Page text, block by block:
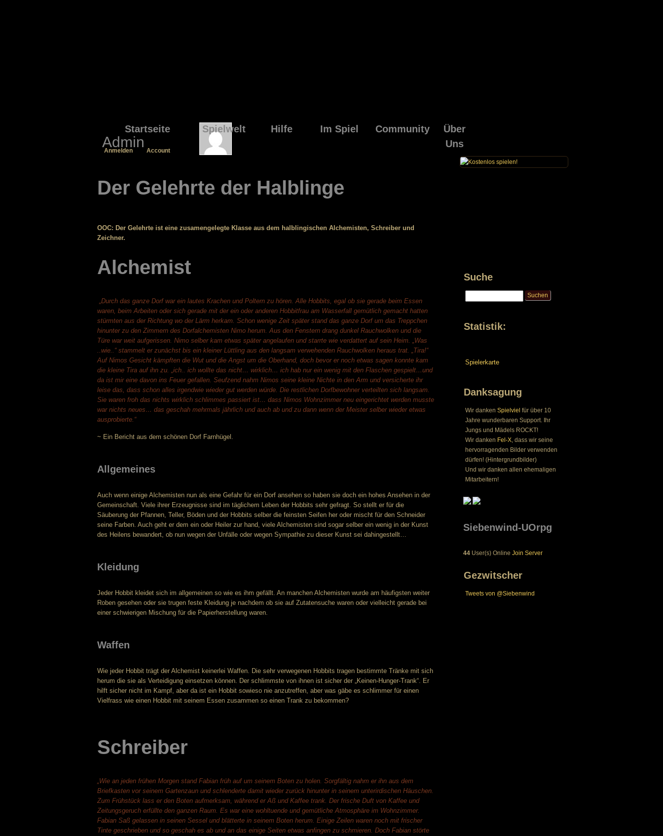
Startseite Spielwelt Hilfe Im Spiel Community
Über
Uns
Admin
Anmelden Account
Der Gelehrte der Halblinge
OOC: Der Gelehrte ist eine zusamengelegte Klasse aus dem halblingischen Alchemisten, Schreiber und
Zeichner.
Alchemist
„Durch das ganze Dorf war ein lautes Krachen und Poltern zu hören. Alle Hobbits, egal ob sie gerade beim Essen
waren, beim Arbeiten oder sich gerade mit der ein oder anderen Hobbitfrau am Wasserfall gemütlich gemacht hatten
stürmten aus der Richtung wo der Lärm herkam. Schon wenige Zeit später stand das ganze Dorf um das Treppchen
hinunter zu den Zimmern des Dorfalchemisten Nimo herum. Aus den Fenstern drang dunkel Rauchwolken und die
Türe war weit aufgerissen. Nimo selber kam etwas später angelaufen und starrte wie verdattert auf sein Heim. „Was
..wie..“ stammelt er zunächst bis ein kleiner Lüttling aus den langsam verwehenden Rauchwolken heraus trat. „Tira!“
Auf Nimos Gesicht kämpften die Wut und die Angst um die Oberhand, doch bevor er noch etwas sagen konnte kam
die kleine Tira auf ihn zu. „ich.. ich wollte das nicht… wirklich… ich hab nur ein wenig mit den Flaschen gespielt…und
da ist mir eine davon ins Feuer gefallen. Seufzend nahm Nimos seine kleine Nichte in den Arm und versicherte ihr
leise das, dass schon alles irgendwie wieder gut werden würde. Die restlichen Dorfbewohner verteilten sich langsam.
Sie waren froh das nichts wirklich schlimmes passiert ist… dass Nimos Wohnzimmer neu eingerichtet werden musste
war nichts neues… das geschah mehrmals jährlich und auch ab und zu dann wenn der Meister selber wieder etwas
ausprobierte.“
~ Ein Bericht aus dem schönen Dorf Farnhügel.
Allgemeines
Auch wenn einige Alchemisten nun als eine Gefahr für ein Dorf ansehen so haben sie doch ein hohes Ansehen in der
Gemeinschaft. Viele ihrer Erzeugnisse sind im täglichem Leben der Hobbits sehr gefragt. So stellt er für die
Säuberung der Pfannen, Teller, Böden und der Hobbits selber die feinsten Seifen her oder mischt für den Schneider
seine Farben. Auch geht er dem ein oder Heiler zur hand, viele Alchemisten sind sogar selber ein wenig in der Kunst
des Heilens bewandert, ob nun wegen der Unfälle oder wegen Sympathie zu dieser Kunst sei dahingestellt…
Kleidung
Jeder Hobbit kleidet sich im allgemeinen so wie es ihm gefällt. An manchen Alchemisten wurde am häufigsten weiter
Roben gesehen oder sie trugen feste Kleidung je nachdem ob sie auf Zutatensuche waren oder vielleicht gerade bei
einer schwierigen Mischung für die Papierherstellung waren.
Waffen
Wie jeder Hobbit trägt der Alchemist keinerlei Waffen. Die sehr verwegenen Hobbits tragen bestimmte Tränke mit sich
herum die sie als Verteidigung einsetzen können. Der schlimmste von ihnen ist sicher der „Keinen-Hunger-Trank“. Er
hilft sicher nicht im Kampf, aber da ist ein Hobbit sowieso nie anzutreffen, aber was gäbe es schlimmer für einen
Vielfrass wie einen Hobbit mit seinem Essen zusammen so einen Trank zu bekommen?
Schreiber
„Wie an jeden frühen Morgen stand Fabian früh auf um seinem Boten zu holen. Sorgfältig nahm er ihn aus dem
Briefkasten vor seinem Gartenzaun und schlenderte damit wieder zurück hinunter in seinem unterirdischen Häuschen.
Zum Frühstück lass er den Boten aufmerksam, während er Aß und Kaffee trank. Der frische Duft von Kaffee und
Zeitungsgeruch erfüllte den ganzen Raum. Es war eine wohltuende und gemütliche Atmosphäre im Wohnzimmer.
Fabian Saß gelassen in seinen Sessel und blätterte in seinem Boten herum. Einige Zeilen waren noch mit frischer
Tinte geschrieben und so geschah es ab und an das einige Seiten etwas anfingen zu schmieren. Doch Fabian störte
Suche
Statistik:
Spielerkarte
Danksagung
Wir danken Spielviel für über 10
Jahre wunderbaren Support. Ihr
Jungs und Mädels ROCKT!
Wir danken Fel-X, dass wir seine
hervorragenden Bilder verwenden
dürfen! (Hintergrundbilder)
Und wir danken allen ehemaligen
Mitarbeitern!
Siebenwind-UOrpg
44 User(s) Online Join Server
Gezwitscher
Tweets von @Siebenwind